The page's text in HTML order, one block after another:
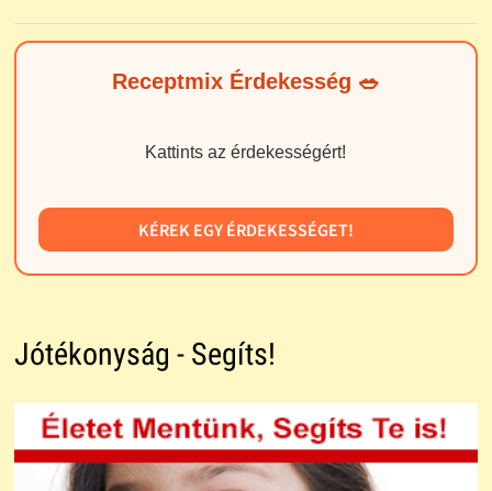
Receptmix Érdekesség 🥗
Kattints az érdekességért!
KÉREK EGY ÉRDEKESSÉGET!
Jótékonyság - Segíts!